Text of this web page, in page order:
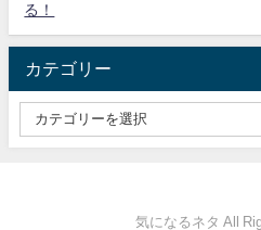
る！
カテゴリー
気になるネタ All